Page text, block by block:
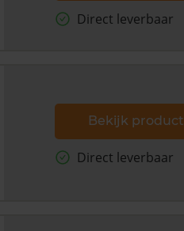
Direct leverbaar
Bekijk product
Direct leverbaar